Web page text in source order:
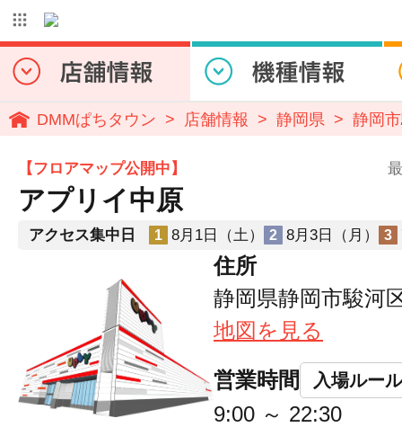
DMMぱちタウン 店舗情報 静岡県 静岡
【フロアマップ公開中】
アプリイ中原
アクセス集中日 1 8月1日（土） 2 8月3日（月） 3
住所
静岡県静岡市駿河
地図を見る
営業時間 入場ルール
9:00 ～ 22:30